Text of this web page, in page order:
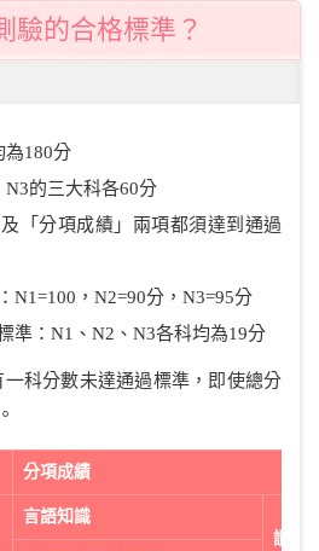
驗的合格標準？
為180分
的三大科各60分
「分項成績」兩項都須達到通過
N1=100，N2=90分，N3=95分
準：N1、N2、N3各科均為19分
科分數未達通過標準，即使總分
分項成績
言語知識
讀解